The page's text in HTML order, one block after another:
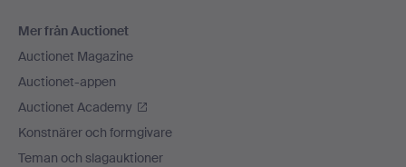
Mer från Auctionet
Auctionet Magazine
Auctionet-appen
Auctionet Academy
Konstnärer och formgivare
Teman och slagauktioner